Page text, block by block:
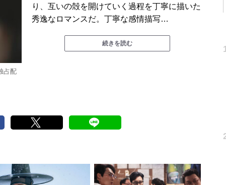
占配
り、互いの殻を開けていく過程を丁寧に描いた
秀逸なロマンスだ。丁寧な感情描写…
続きを読む